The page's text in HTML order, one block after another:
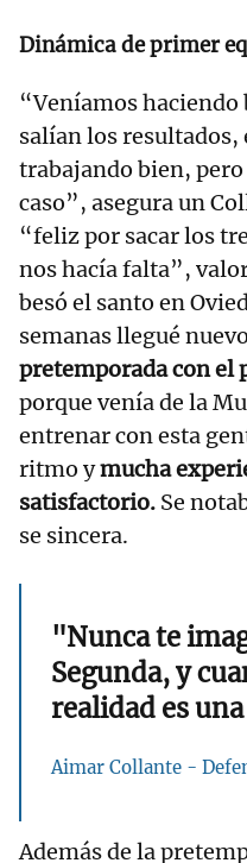
Dinámica de primer
“Veníamos
salían los resultados,
trabajando bien,
caso”, asegura un
“feliz por sacar los
nos hacía falta”,
besó el santo en
semanas llegué
pretemporada con el
porque venía de la
entrenar con esta
ritmo ymucha
satisfactorio. Se
se sincera.
"Nunca te
Segunda, y
realidad es
Aimar Collante -
Además de la